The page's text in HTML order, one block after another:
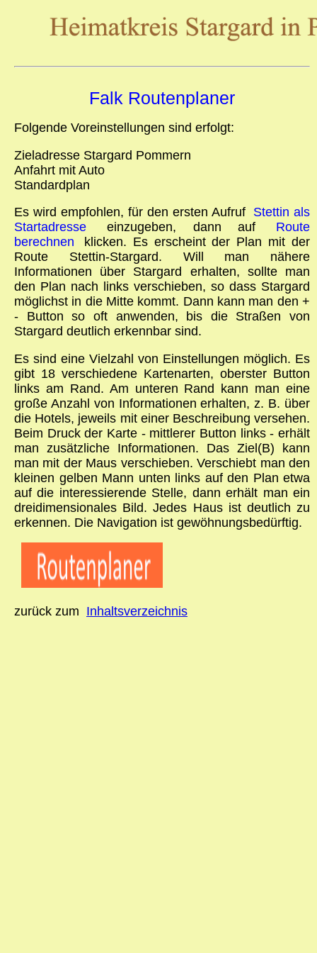
Falk Routenplaner
Folgende Voreinstellungen sind erfolgt:
Zieladresse Stargard Pommern
Anfahrt mit Auto
Standardplan
Es wird empfohlen, für den ersten Aufruf Stettin als
Startadresse
einzugeben, dann auf
Route
berechnen
klicken. Es erscheint der Plan mit der
Route Stettin-Stargard. Will man nähere
Informationen über Stargard erhalten, sollte man
den Plan nach links verschieben, so dass Stargard
möglichst in die Mitte kommt. Dann kann man den +
- Button so oft anwenden, bis die Straßen von
Stargard deutlich erkennbar sind.
Es sind eine Vielzahl von Einstellungen möglich. Es
gibt 18 verschiedene Kartenarten, oberster Button
links am Rand. Am unteren Rand kann man eine
große Anzahl von Informationen erhalten, z. B. über
die Hotels, jeweils mit einer Beschreibung versehen.
Beim Druck der Karte - mittlerer Button links - erhält
man zusätzliche Informationen. Das Ziel(B) kann
man mit der Maus verschieben. Verschiebt man den
kleinen gelben Mann unten links auf den Plan etwa
auf die interessierende Stelle, dann erhält man ein
dreidimensionales Bild. Jedes Haus ist deutlich zu
erkennen. Die Navigation ist gewöhnungsbedürftig.
zurück zum Inhaltsverzeichnis